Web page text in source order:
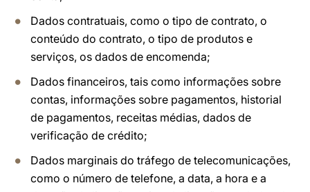
Dados contratuais, como o tipo de contrato, o
conteúdo do contrato, o tipo de produtos e
serviços, os dados de encomenda;
Dados financeiros, tais como informações sobre
contas, informações sobre pagamentos, historial
de pagamentos, receitas médias, dados de
verificação de crédito;
Dados marginais do tráfego de telecomunicações,
como o número de telefone, a data, a hora e a